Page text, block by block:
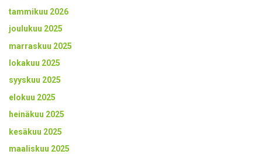
tammikuu 2026
joulukuu 2025
marraskuu 2025
lokakuu 2025
syyskuu 2025
elokuu 2025
heinäkuu 2025
kesäkuu 2025
maaliskuu 2025